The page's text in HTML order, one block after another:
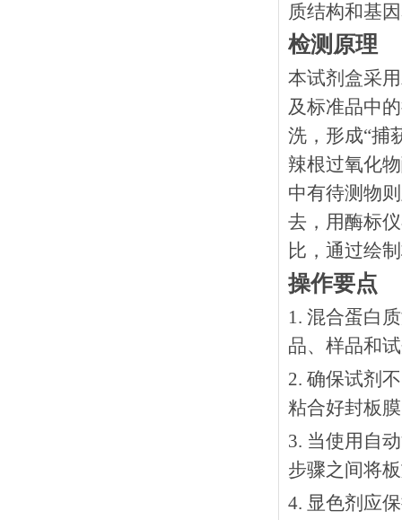
质结构和基
检测原理
本试剂盒采
及标准品中
洗，形成“捕
辣根过氧化
中有待测物
去，用酶标
比，通过绘
操作要点
1. 混合蛋白
品、样品和
2. 确保试剂
粘合好封板
3. 当使用自
步骤之间将
4. 显色剂应